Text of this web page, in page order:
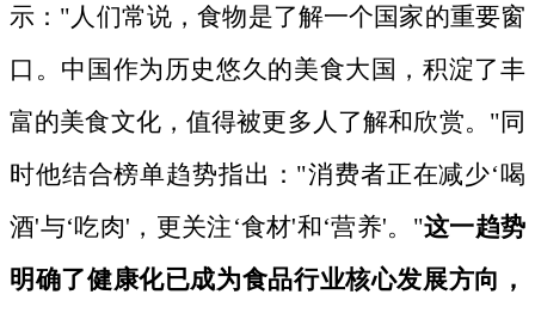
示： "人们常说，食物是了解一个国家的重要窗
口。中国作为历史悠久的美食大国，积淀了丰
富的美食文化，值得被更多人了解和欣赏。"同
时他结合榜单趋势指出："消费者正在减少‘喝
酒'与‘吃肉'，更关注‘食材'和‘营养'。"这一趋势
明确了健康化已成为食品行业核心发展方向，